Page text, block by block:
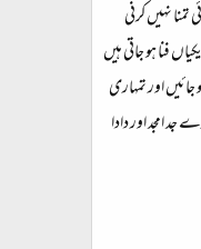
نہیں کرنی
فنا ہو جاتی ہیں
اور تمہاری
امجد اور دادا